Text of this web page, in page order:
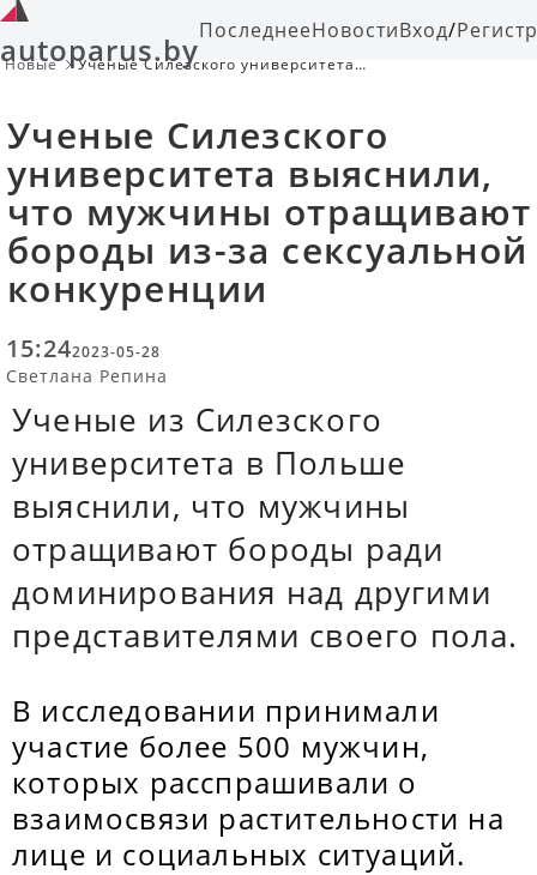
autoparus.byПоследнееНовостиВход/
Новые
Ученые Силезского университета
сексуальной конкуренции
Ученые Силезского
университета выяснили,
что мужчины отращивают
бороды из-за сексуальной
конкуренции
15:242023-05-28
Светлана Репина
Ученые из Силезского
университета в Польше
выяснили, что мужчины
отращивают бороды ради
доминирования над другими
представителями своего пола.
В исследовании принимали
участие более 500 мужчин,
которых расспрашивали о
взаимосвязи растительности на
лице и социальных ситуаций.